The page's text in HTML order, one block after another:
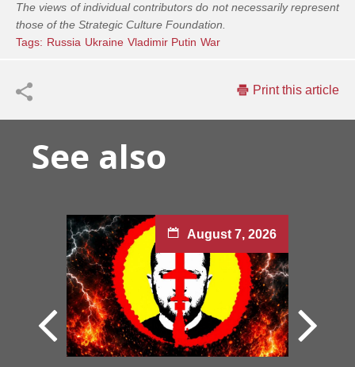
The views of individual contributors do not necessarily represent
those of the Strategic Culture Foundation.
Tags: Russia Ukraine Vladimir Putin War
Print this article
See also
August 7, 2026